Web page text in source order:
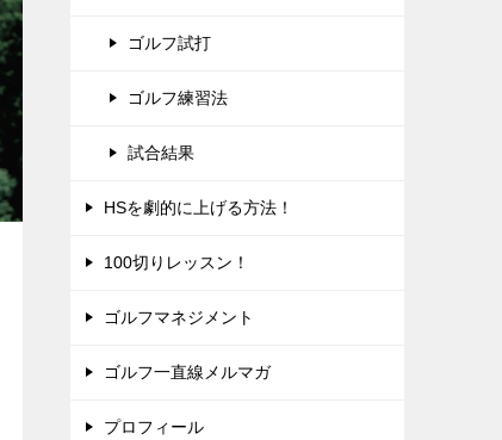
ゴルフ試打
ゴルフ練習法
試合結果
HSを劇的に上げる方法！
100切りレッスン！
ゴルフマネジメント
ゴルフ一直線メルマガ
プロフィール